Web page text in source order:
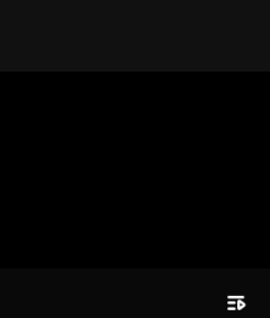
playlist_play